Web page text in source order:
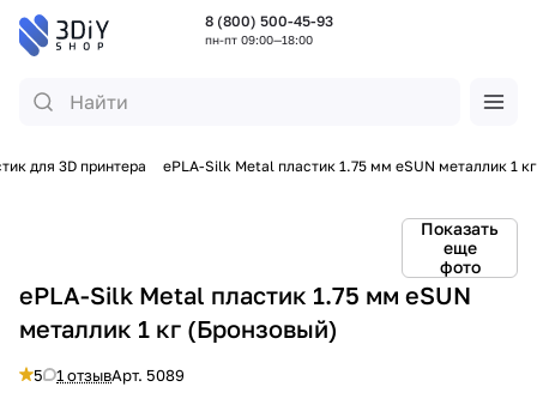
8 (800) 500-45-93
пн-пт 09:00—18:00
для 3D принтера ePLA-Silk Metal пластик 1.75 мм eSUN металлик 1 кг
Показать
еще
фото
ePLA-Silk Metal пластик 1.75 мм eSUN
металлик 1 кг (Бронзовый)
5 1 отзывАрт. 5089